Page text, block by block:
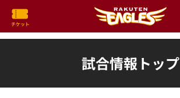
試合情報トップ